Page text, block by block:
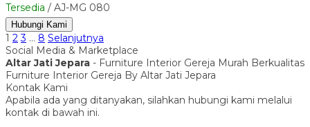
Tersedia / AJ-MG 080
Hubungi Kami
1 2 3 … 8 Selanjutnya
Social Media & Marketplace
Altar Jati Jepara - Furniture Interior Gereja Murah Berkualitas
Furniture Interior Gereja By Altar Jati Jepara
Kontak Kami
Apabila ada yang ditanyakan, silahkan hubungi kami melalui
kontak di bawah ini.